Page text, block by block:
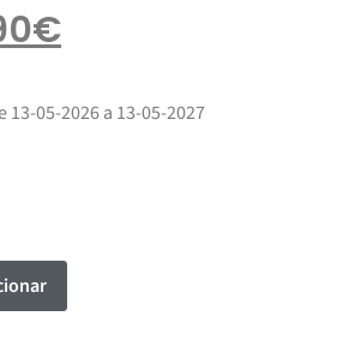
€
05-2026 a 13-05-2027